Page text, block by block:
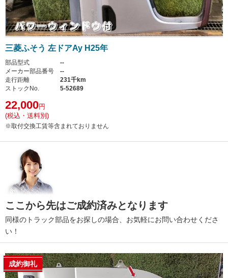
三菱ふそう 左ドアAy H25年
部品型式
--
メーカー部品番号
--
走行距離
231千km
ストックNo.
5-52689
22,000円
(税込・送料別)
※取付交換工賃等含まれておりません
ここから先はご成約済みとなります
同様のトラック部品をお探しの場合、お気軽にお問い合わせくださ
い！
成約御礼